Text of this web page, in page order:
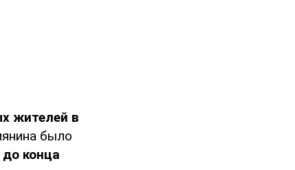
жителей в
было
конца